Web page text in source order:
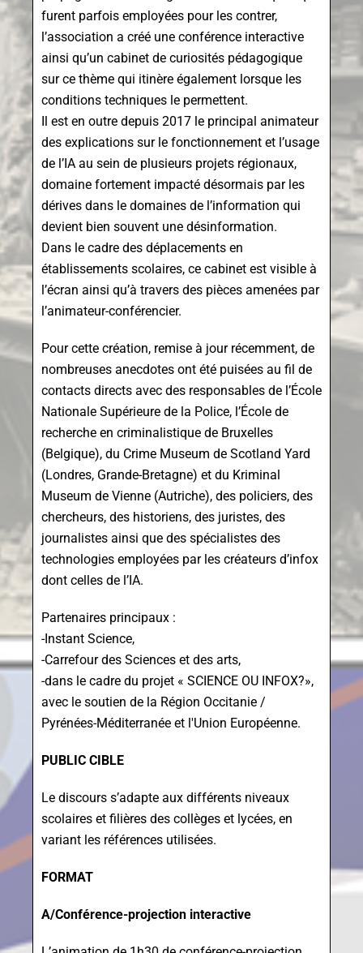
furent parfois employées pour les contrer,
l’association a créé une conférence interactive
ainsi qu’un cabinet de curiosités pédagogique
sur ce thème qui itinère également lorsque les
conditions techniques le permettent.
Il est en outre depuis 2017 le principal animateur
des explications sur le fonctionnement et l’usage
de l’IA au sein de plusieurs projets régionaux,
domaine fortement impacté désormais par les
dérives dans le domaines de l’information qui
devient bien souvent une désinformation.
Dans le cadre des déplacements en
établissements scolaires, ce cabinet est visible à
l’écran ainsi qu’à travers des pièces amenées par
l’animateur-conférencier.
Pour cette création, remise à jour récemment, de
nombreuses anecdotes ont été puisées au fil de
contacts directs avec des responsables de l’École
Nationale Supérieure de la Police, l’École de
recherche en criminalistique de Bruxelles
(Belgique), du Crime Museum de Scotland Yard
(Londres, Grande-Bretagne) et du Kriminal
Museum de Vienne (Autriche), des policiers, des
chercheurs, des historiens, des juristes, des
journalistes ainsi que des spécialistes des
technologies employées par les créateurs d’infox
dont celles de l’IA.
Partenaires principaux :
-Instant Science,
-Carrefour des Sciences et des arts,
-dans le cadre du projet « SCIENCE OU INFOX?»,
avec le soutien de la Région Occitanie /
Pyrénées-Méditerranée et l'Union Européenne.
PUBLIC CIBLE
Le discours s’adapte aux différents niveaux
scolaires et filières des collèges et lycées, en
variant les références utilisées.
FORMAT
A/Conférence-projection interactive